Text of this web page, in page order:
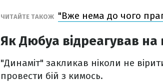
ЧИТАЙТЕ ТАКОЖ "Вже нема до чого
Як Дюбуа відреагував на
"Динаміт" закликав ніколи не
провести бій з кимось.